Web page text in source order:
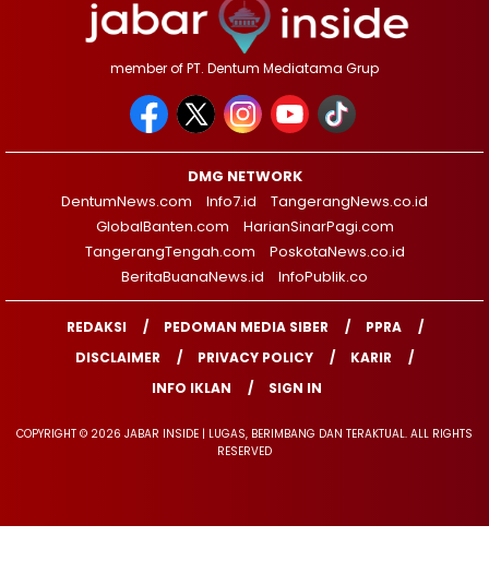
member of PT. Dentum Mediatama Grup
DMG NETWORK
DentumNews.com
Info7.id
TangerangNews.co.id
GlobalBanten.com
HarianSinarPagi.com
TangerangTengah.com
PoskotaNews.co.id
BeritaBuanaNews.id
InfoPublik.co
REDAKSI PEDOMAN MEDIA SIBER
PPRA
DISCLAIMER
PRIVACY POLICY
KARIR
INFO IKLAN
SIGN IN
COPYRIGHT © 2026 JABAR INSIDE | LUGAS, BERIMBANG DAN TERAKTUAL. ALL RIGHTS
RESERVED